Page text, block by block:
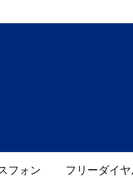
フォン フリーダイ